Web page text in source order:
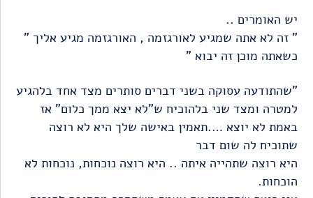
יש האומרים ..
" זה לא אתה שמגיע לאורגזמה , האורגזמה מגיע אליך "
כשאתה מוכן זה יבוא "
"שהתודעה עסוקה בשני דברים סותרים מצד אחד בלהגיע
למטרה ומצד שני בלהוכיח ש"לא יצא ממך כלום" אז
באמת לא יוצא ….תאמין באישה שלך היא לא רוצה
שתוכיח לה שום דבר
היא רוצה שתהייה איתה .. היא רוצה נוכחות, נוכחות לא
הוכחות.